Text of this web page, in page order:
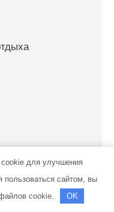
для улучшения
пользоваться сайтом, вы
cookie.
OK